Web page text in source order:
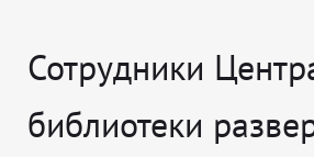
Сотрудники
библиотеки